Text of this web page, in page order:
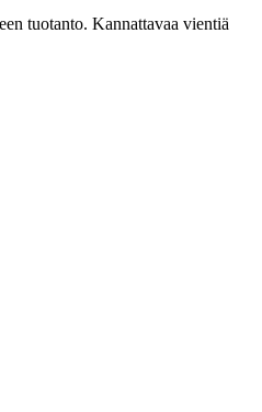
tuotanto. Kannattavaa vientiä